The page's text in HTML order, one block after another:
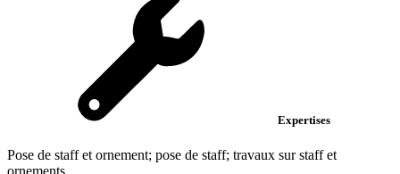
Expertises
Pose de staff et ornement; pose de staff; travaux sur staff et
ornements